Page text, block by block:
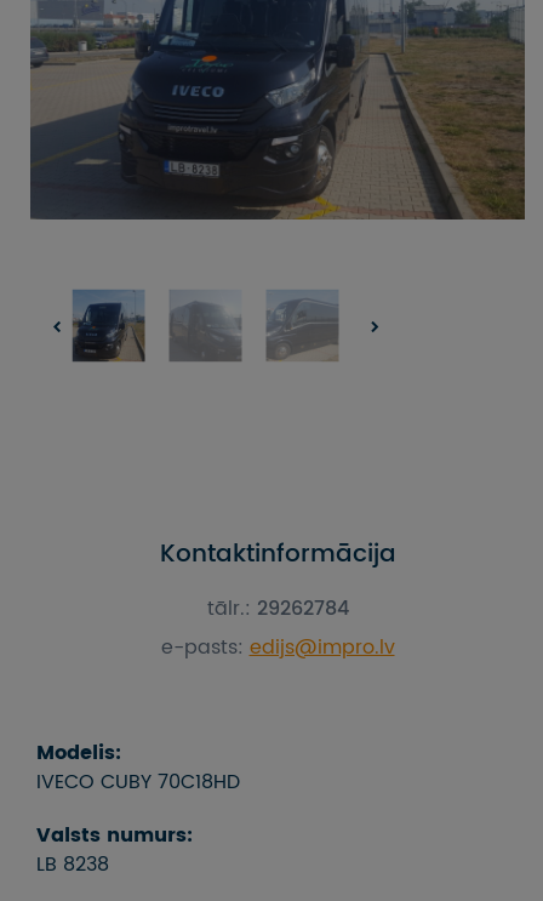
UZŅEMOŠAIS TŪRISMS
IMPRO KONKURSI
PIRMSLĪGUMA INFORMĀCIJA, KLIENTA LĪGUMS,
CEĻOJUMU APDROŠINĀŠANA
ATSAUKSMES PAR CEĻOJUMU
PIEMIŅAS ISTABA
Kontaktinformācija
tālr.: 29262784
e-pasts:edijs@impro.lv
Modelis:
IVECO CUBY 70C18HD
Valsts numurs:
LB 8238